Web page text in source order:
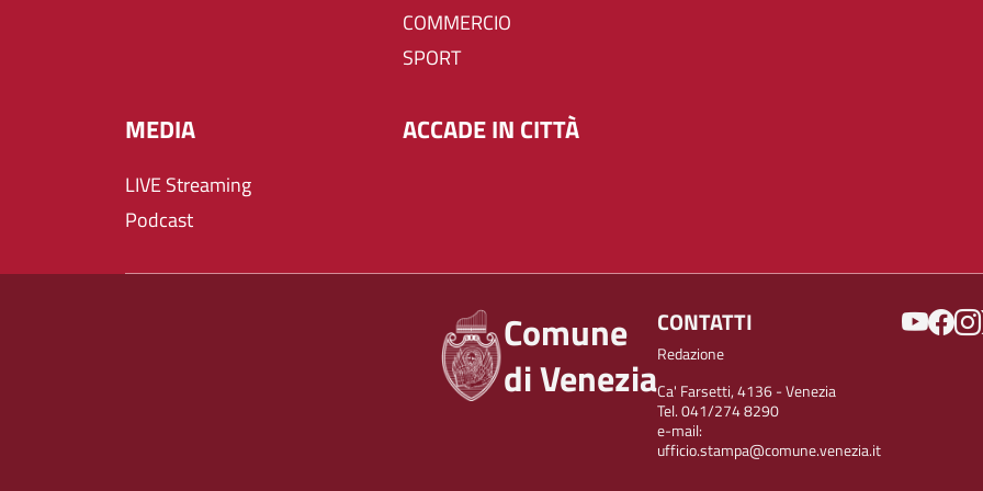
COMMERCIO
SPORT
MEDIA
LIVE Streaming
Podcast
ACCADE IN CITTÀ
Comune
di Venezia
CONTATTI
Redazione
Ca' Farsetti, 4136 - Venezia
Tel. 041/274 8290
e-mail:
ufficio.stampa@comune.venezia.it